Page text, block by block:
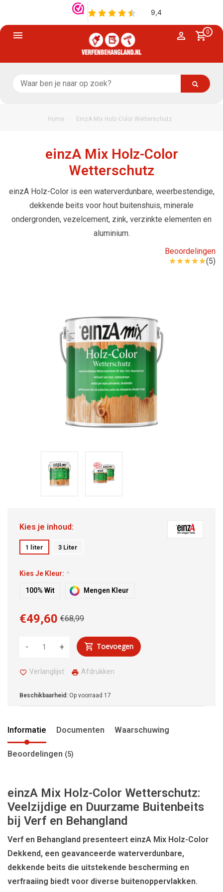
0
Home EinzA Mix Holz-Color Wetterschutz
einzA Mix Holz-Color
Wetterschutz
einzA Holz-Color is een waterverdunbare, weerbestendige,
dekkende beits voor hout buitenshuis, minerale
ondergronden, vezelcement, zink, verzinkte elementen en
aluminium.
Beoordelingen
(5)
Kies je inhoud:
1 liter 3 Liter
Kies Je Kleur: *
100% Wit Mengen Kleur
€68,99
€49,60
+
- Toevoegen
Verlanglijst Afdrukken
Beschikbaarheid: Op voorraad 17
Informatie Documenten Waarschuwing
Beoordelingen (5)
einzA Mix Holz-Color Wetterschutz:
Veelzijdige en Duurzame Buitenbeits
bij Verf en Behangland
Verf en Behangland presenteert einzA Mix Holz-Color
Dekkend, een geavanceerde waterverdunbare,
dekkende beits die uitstekende bescherming en
verfraaiing biedt voor diverse buitenoppervlakken.